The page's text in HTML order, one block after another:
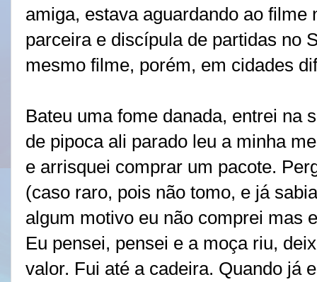
amiga, estava aguardando ao filme
parceira e discípula de partidas no
mesmo filme, porém, em cidades
Bateu uma fome danada, entrei na
de pipoca ali parado leu a minha
e arrisquei comprar um pacote.
(caso raro, pois não tomo, e já
algum motivo eu não comprei mas
Eu pensei, pensei e a moça riu,
valor. Fui até a cadeira. Quando já